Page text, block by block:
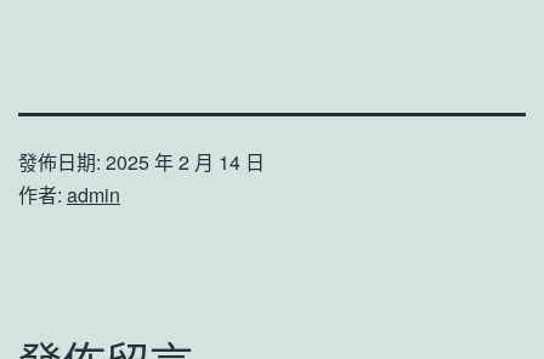
發佈日期: 2025 年 2 月 14 日
作者: admin